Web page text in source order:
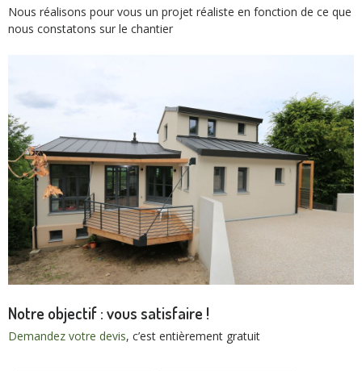
Nous réalisons pour vous un projet réaliste en fonction de ce que
nous constatons sur le chantier
Notre objectif : vous satisfaire !
Demandez votre devis, c’est entièrement gratuit